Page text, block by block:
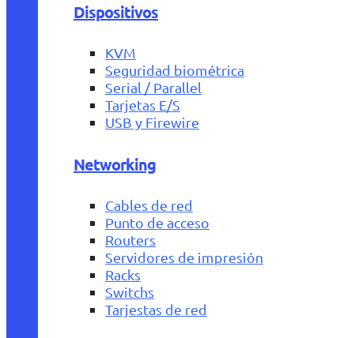
Dispositivos
KVM
Seguridad biométrica
Serial / Parallel
Tarjetas E/S
USB y Firewire
Networking
Cables de red
Punto de acceso
Routers
Servidores de impresión
Racks
Switchs
Tarjestas de red